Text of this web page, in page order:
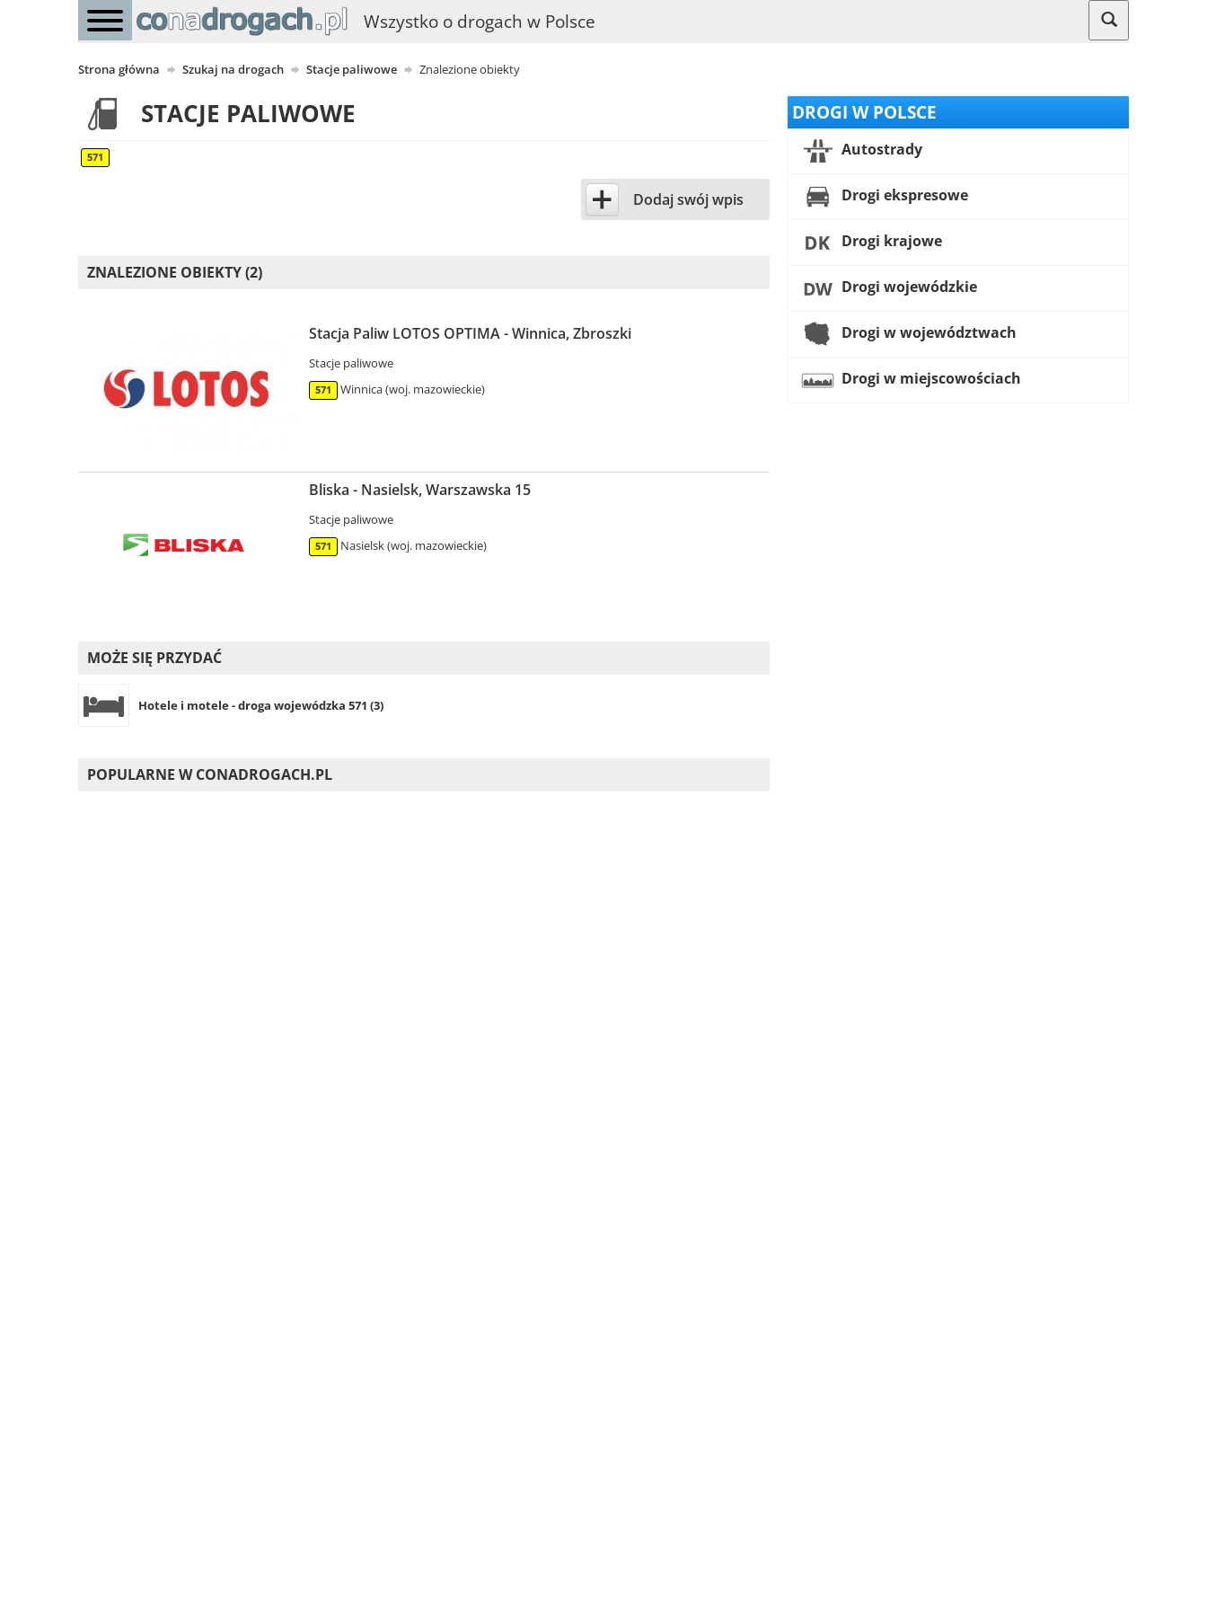
Wszystko o drogach w Polsce
Strona główna Szukaj na drogach Stacje paliwowe Znalezione obiekty
STACJE PALIWOWE
571
+ Dodaj swój wpis
ZNALEZIONE OBIEKTY (2)
Stacja Paliw LOTOS OPTIMA - Winnica, Zbroszki
Stacje paliwowe
571 Winnica (woj. mazowieckie)
Bliska - Nasielsk, Warszawska 15
Stacje paliwowe
571 Nasielsk (woj. mazowieckie)
MOŻE SIĘ PRZYDAĆ
Hotele i motele - droga wojewódzka 571 (3)
POPULARNE W CONADROGACH.PL
DROGI W POLSCE
Autostrady
Drogi ekspresowe
Drogi krajowe
Drogi wojewódzkie
Drogi w województwach
Drogi w miejscowościach